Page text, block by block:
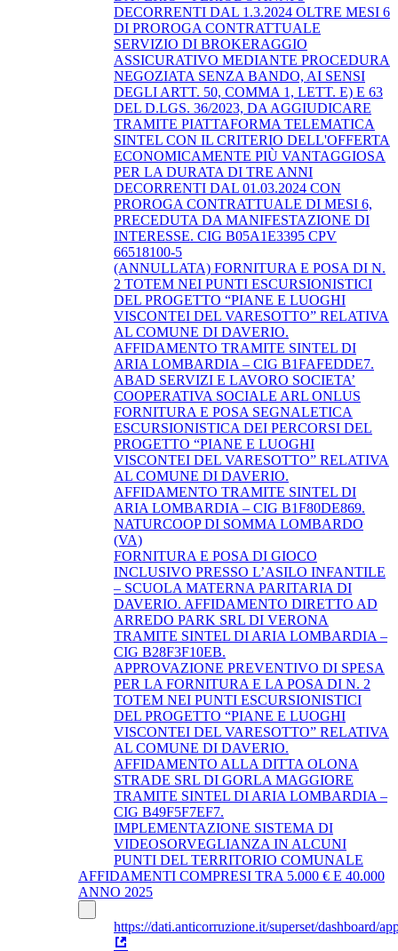
DECORRENTI DAL 1.3.2024 OLTRE MESI 6
DI PROROGA CONTRATTUALE
SERVIZIO DI BROKERAGGIO
ASSICURATIVO MEDIANTE PROCEDURA
NEGOZIATA SENZA BANDO, AI SENSI
DEGLI ARTT. 50, COMMA 1, LETT. E) E 63
DEL D.LGS. 36/2023, DA AGGIUDICARE
TRAMITE PIATTAFORMA TELEMATICA
SINTEL CON IL CRITERIO DELL'OFFERTA
ECONOMICAMENTE PIÙ VANTAGGIOSA
PER LA DURATA DI TRE ANNI
DECORRENTI DAL 01.03.2024 CON
PROROGA CONTRATTUALE DI MESI 6,
PRECEDUTA DA MANIFESTAZIONE DI
INTERESSE. CIG B05A1E3395 CPV
66518100-5
(ANNULLATA) FORNITURA E POSA DI N.
2 TOTEM NEI PUNTI ESCURSIONISTICI
DEL PROGETTO “PIANE E LUOGHI
VISCONTEI DEL VARESOTTO” RELATIVA
AL COMUNE DI DAVERIO.
AFFIDAMENTO TRAMITE SINTEL DI
ARIA LOMBARDIA – CIG B1FAFEDDE7.
ABAD SERVIZI E LAVORO SOCIETA’
COOPERATIVA SOCIALE ARL ONLUS
FORNITURA E POSA SEGNALETICA
ESCURSIONISTICA DEI PERCORSI DEL
PROGETTO “PIANE E LUOGHI
VISCONTEI DEL VARESOTTO” RELATIVA
AL COMUNE DI DAVERIO.
AFFIDAMENTO TRAMITE SINTEL DI
ARIA LOMBARDIA – CIG B1F80DE869.
NATURCOOP DI SOMMA LOMBARDO
(VA)
FORNITURA E POSA DI GIOCO
INCLUSIVO PRESSO L’ASILO INFANTILE
– SCUOLA MATERNA PARITARIA DI
DAVERIO. AFFIDAMENTO DIRETTO AD
ARREDO PARK SRL DI VERONA
TRAMITE SINTEL DI ARIA LOMBARDIA –
CIG B28F3F10EB.
APPROVAZIONE PREVENTIVO DI SPESA
PER LA FORNITURA E LA POSA DI N. 2
TOTEM NEI PUNTI ESCURSIONISTICI
DEL PROGETTO “PIANE E LUOGHI
VISCONTEI DEL VARESOTTO” RELATIVA
AL COMUNE DI DAVERIO.
AFFIDAMENTO ALLA DITTA OLONA
STRADE SRL DI GORLA MAGGIORE
TRAMITE SINTEL DI ARIA LOMBARDIA –
CIG B49F5F7EF7.
IMPLEMENTAZIONE SISTEMA DI
VIDEOSORVEGLIANZA IN ALCUNI
PUNTI DEL TERRITORIO COMUNALE
AFFIDAMENTI COMPRESI TRA 5.000 € E 40.000
ANNO 2025
https://dati.anticorruzione.it/superset/dashboard/